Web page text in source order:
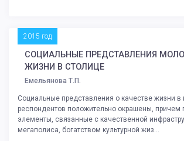
2015 год
СОЦИАЛЬНЫЕ ПРЕДСТАВЛЕНИЯ
ЖИЗНИ В СТОЛИЦЕ
Емельянова Т.П.
Социальные представления о качестве жизни в
респондентов положительно окрашены, причем
элементы, связанные с качественной
мегаполиса, богатством культурной жиз...